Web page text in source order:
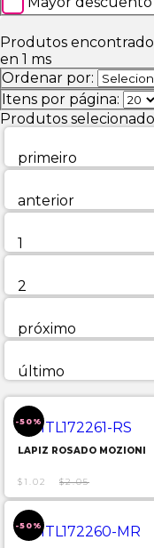
Produtos
en 1 ms
Ordenar por:
Itens por página:
Produtos
primeiro
anterior
1
2
próximo
último
-50%
LAPIZ ROSADO MOZIONI
$1.02 $2.05
-50%